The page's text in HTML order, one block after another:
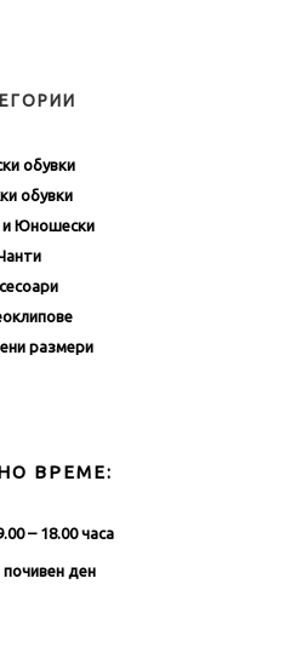
обувки
обувки
и Юношески
размери
ВРЕМЕ:
– 18.00 часа
ден